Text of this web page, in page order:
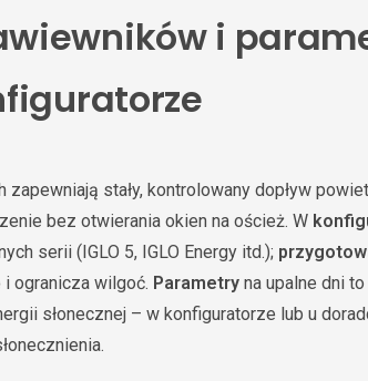
i
zapewniają stały, kontrolowany dopływ
bez otwierania okien na oścież. W
serii (IGLO 5, IGLO Energy itd.);
i ogranicza wilgoć. Parametry na upalne dni
słonecznej – w konfiguratorze lub u